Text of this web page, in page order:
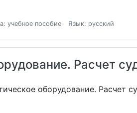
учебное пособие Язык: русский
Расчет
оборудование. Расчет